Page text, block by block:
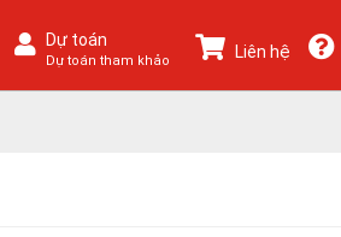
Dự toán
Dự toán tham khảo Liên hệ